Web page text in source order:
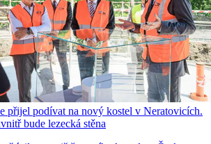
přijel podívat na nový kostel v Neratovicích.
bude lezecká stěna